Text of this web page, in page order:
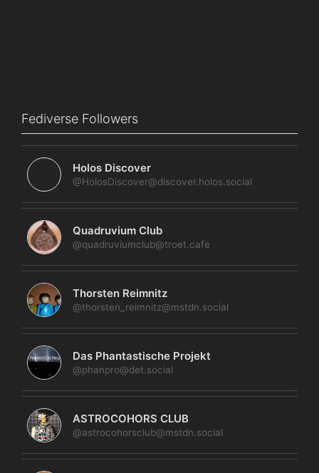
Fediverse Followers
Holos Discover
@HolosDiscover@discover.holos.social
Quadruvium Club
@quadruviumclub@troet.cafe
Thorsten Reimnitz
@thorsten_reimnitz@mstdn.social
Das Phantastische Projekt
@phanpro@det.social
ASTROCOHORS CLUB
@astrocohorsclub@mstdn.social